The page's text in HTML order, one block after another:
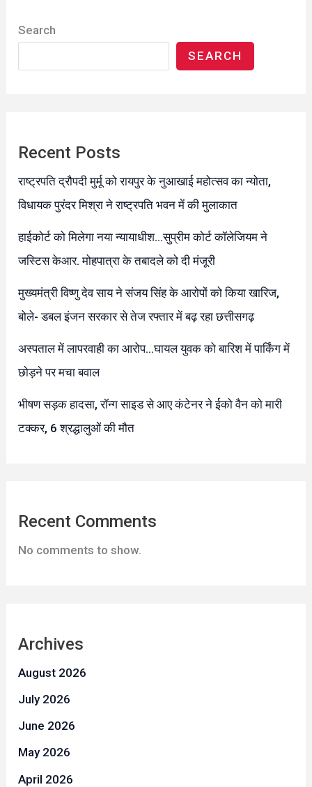
Search
SEARCH
Recent Posts
राष्ट्रपति द्रौपदी मुर्मू को रायपुर के नुआखाई महोत्सव का न्योता,
विधायक पुरंदर मिश्रा ने राष्ट्रपति भवन में की मुलाकात
हाईकोर्ट को मिलेगा नया न्यायाधीश…सुप्रीम कोर्ट कॉलेजियम ने
जस्टिस केआर. मोहपात्रा के तबादले को दी मंजूरी
मुख्यमंत्री विष्णु देव साय ने संजय सिंह के आरोपों को किया खारिज,
बोले- डबल इंजन सरकार से तेज रफ्तार में बढ़ रहा छत्तीसगढ़
अस्पताल में लापरवाही का आरोप…घायल युवक को बारिश में पार्किंग में
छोड़ने पर मचा बवाल
भीषण सड़क हादसा, रॉन्ग साइड से आए कंटेनर ने ईको वैन को मारी
टक्कर, 6 श्रद्धालुओं की मौत
Recent Comments
No comments to show.
Archives
August 2026
July 2026
June 2026
May 2026
April 2026